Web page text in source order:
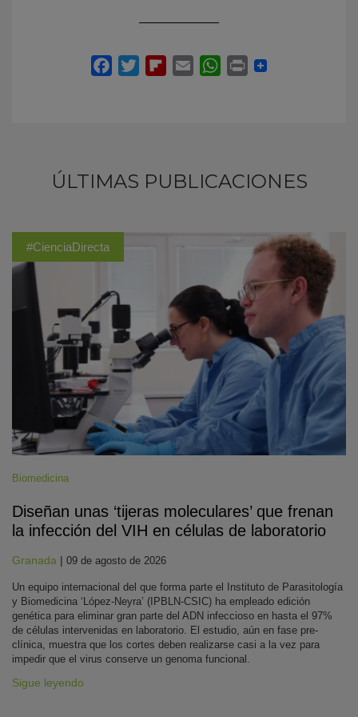
ÚLTIMAS PUBLICACIONES
#CienciaDirecta
Biomedicina
Diseñan unas ‘tijeras moleculares’ que frenan
la infección del VIH en células de laboratorio
Granada | 09 de agosto de 2026
Un equipo internacional del que forma parte el Instituto de Parasitología
y Biomedicina ‘López-Neyra’ (IPBLN-CSIC) ha empleado edición
genética para eliminar gran parte del ADN infeccioso en hasta el 97%
de células intervenidas en laboratorio. El estudio, aún en fase pre-
clínica, muestra que los cortes deben realizarse casi a la vez para
impedir que el virus conserve un genoma funcional.
Sigue leyendo